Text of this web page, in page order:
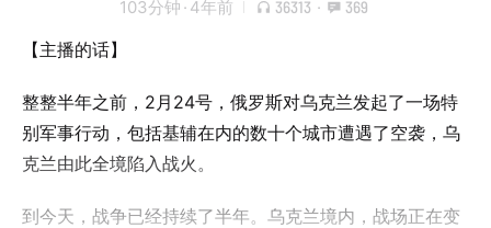
103分钟 · 4年前 36313 · 369
【主播的话】
整整半年之前，2月24号，俄罗斯对乌克兰发起了一场特
别军事行动，包括基辅在内的数十个城市遭遇了空袭，乌
克兰由此全境陷入战火。
到今天，战争已经持续了半年。乌克兰境内，战场正在变